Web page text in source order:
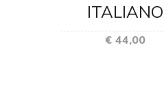
ITALIANO
€ 44,00